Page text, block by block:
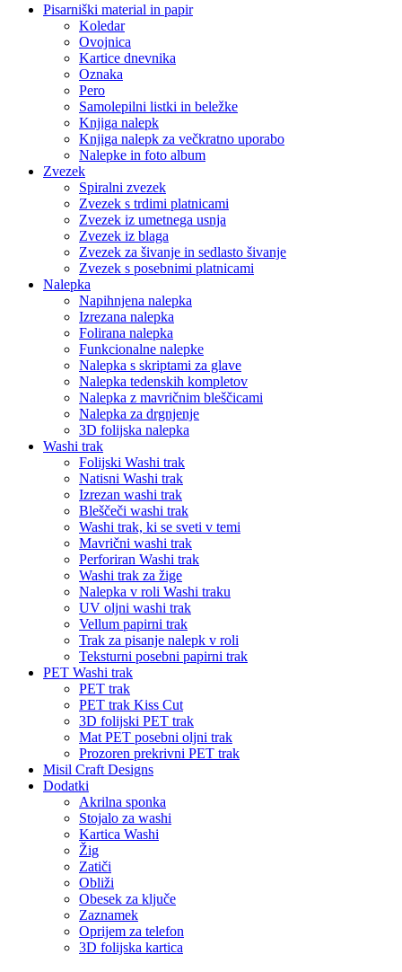
Pisarniški material in papir
Koledar
Ovojnica
Kartice dnevnika
Oznaka
Pero
Samolepilni listki in beležke
Knjiga nalepk
Knjiga nalepk za večkratno uporabo
Nalepke in foto album
Zvezek
Spiralni zvezek
Zvezek s trdimi platnicami
Zvezek iz umetnega usnja
Zvezek iz blaga
Zvezek za šivanje in sedlasto šivanje
Zvezek s posebnimi platnicami
Nalepka
Napihnjena nalepka
Izrezana nalepka
Folirana nalepka
Funkcionalne nalepke
Nalepka s skriptami za glave
Nalepka tedenskih kompletov
Nalepka z mavričnim bleščicami
Nalepka za drgnjenje
3D folijska nalepka
Washi trak
Folijski Washi trak
Natisni Washi trak
Izrezan washi trak
Bleščeči washi trak
Washi trak, ki se sveti v temi
Mavrični washi trak
Perforiran Washi trak
Washi trak za žige
Nalepka v roli Washi traku
UV oljni washi trak
Vellum papirni trak
Trak za pisanje nalepk v roli
Teksturni posebni papirni trak
PET Washi trak
PET trak
PET trak Kiss Cut
3D folijski PET trak
Mat PET posebni oljni trak
Prozoren prekrivni PET trak
Misil Craft Designs
Dodatki
Akrilna sponka
Stojalo za washi
Kartica Washi
Žig
Zatiči
Obliži
Obesek za ključe
Zaznamek
Oprijem za telefon
3D folijska kartica